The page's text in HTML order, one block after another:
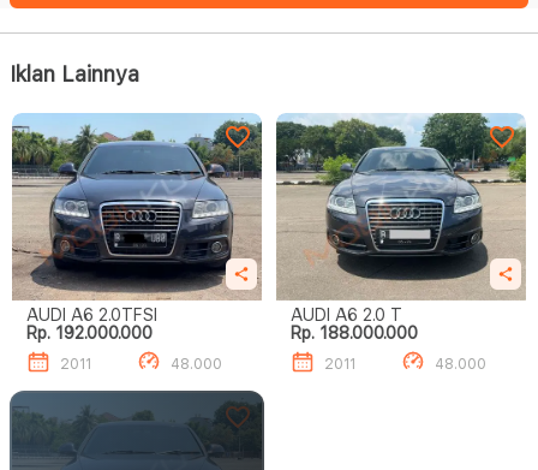
Iklan Lainnya
AUDI A6 2.0TFSI
Rp. 192.000.000
2011 48.000
AUDI A6 2.0 T
Rp. 188.000.000
2011 48.000